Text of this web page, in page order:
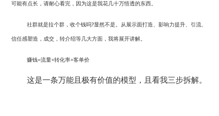
可能有点长，请耐心看完，因为这是我花几十万悟透的东西。
社群就是拉个群，收个钱吗?显然不是。从展示面打造、影响力提升、引流、
信任感塑造，成交，转介绍等几大方面，我将展开讲解。
赚钱=流量+转化率+客单价
这是一条万能且极有价值的模型，且看我三步拆解。